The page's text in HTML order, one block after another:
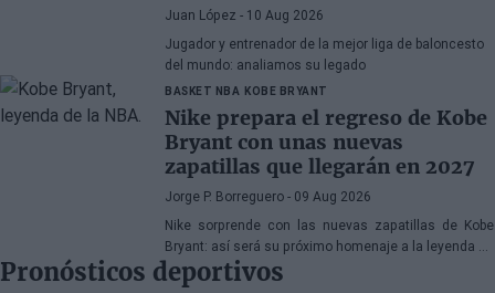
Juan López - 10 Aug 2026
Jugador y entrenador de la mejor liga de baloncesto
del mundo: analiamos su legado
BASKET NBA KOBE BRYANT
Nike prepara el regreso de Kobe
Bryant con unas nuevas
zapatillas que llegarán en 2027
Jorge P. Borreguero - 09 Aug 2026
Nike sorprende con las nuevas zapatillas de Kobe
Bryant: así será su próximo homenaje a la leyenda de
los Lakers
Pronósticos deportivos